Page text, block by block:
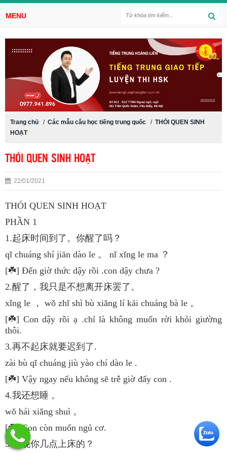
Trang chủ / Các mẫu câu học tiếng trung quốc / THÓI QUEN SINH
HOẠT
THÓI QUEN SINH HOẠT
22/01/2021
THÓI QUEN SINH HOẠT
PHẦN 1
1.起床时间到了。你醒了吗？
qǐ chuáng shí jiān dào le 。 nǐ xǐng le ma ？
[☘️] Đến giờ thức dậy rồi .con dậy chưa ?
2.醒了，我只是不想离开床罢了。
xǐng le ， wǒ zhǐ shì bù xiǎng lí kāi chuáng bà le 。
[☘️] Con dậy rồi ạ .chỉ là không muốn rời khỏi giường
thôi.
3.再不起床就要迟到了.
zài bù qǐ chuáng jiù yào chí dào le .
[☘️] Vậy ngay nếu không sẽ trễ giờ đấy con .
4.我还想睡 。
wǒ hái xiǎng shuì 。
[☘️] Con còn muốn ngủ cơ.
5.昨晚你几点上床的？